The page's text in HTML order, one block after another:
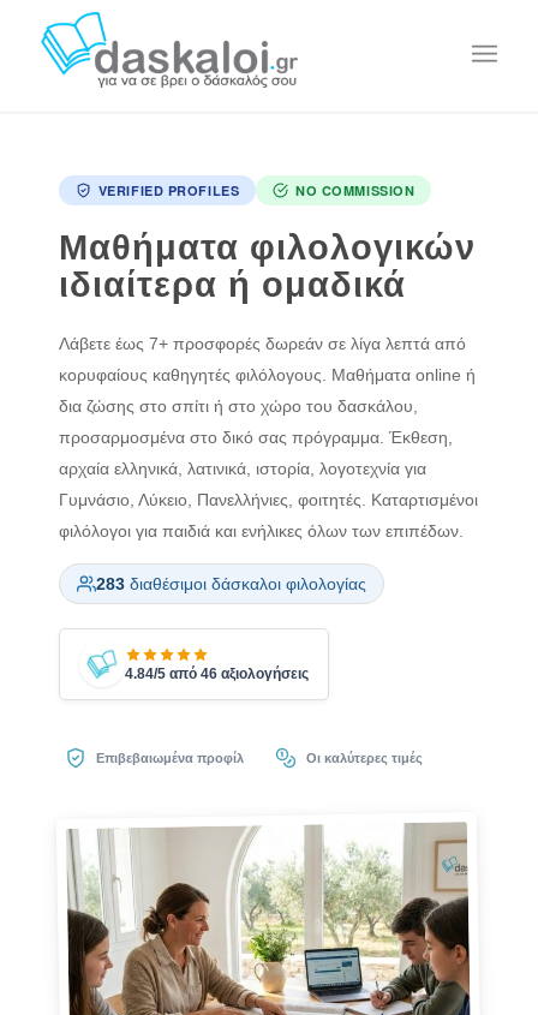
VERIFIED PROFILES NO COMMISSION
Μαθήματα φιλολογικών
ιδιαίτερα ή ομαδικά
Λάβετε έως 7+ προσφορές δωρεάν σε λίγα λεπτά από
κορυφαίους καθηγητές φιλόλογους. Μαθήματα online ή
δια ζώσης στο σπίτι ή στο χώρο του δασκάλου,
προσαρμοσμένα στο δικό σας πρόγραμμα. Έκθεση,
αρχαία ελληνικά, λατινικά, ιστορία, λογοτεχνία για
Γυμνάσιο, Λύκειο, Πανελλήνιες, φοιτητές. Καταρτισμένοι
φιλόλογοι για παιδιά και ενήλικες όλων των επιπέδων.
283διαθέσιμοι δάσκαλοι φιλολογίας
4.84/5 από 46 αξιολογήσεις
Επιβεβαιωμένα προφίλ Οι καλύτερες τιμές